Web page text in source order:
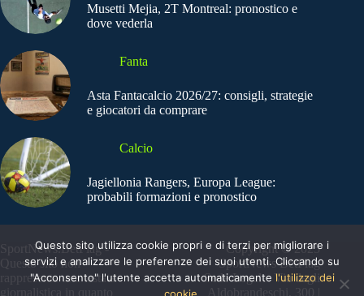
Musetti Mejia, 2T Montreal: pronostico e
dove vederla
Fanta
Asta Fantacalcio 2026/27: consigli, strategie
e giocatori da comprare
Calcio
Jagiellonia Rangers, Europa League:
probabili formazioni e pronostico
SportNews.BetFlag -
Questo sito non
rappresenta una testata
giornalistica in quanto
Copyright © 2025
SportNews BetFlag
Sede Legale: Via degli
Aldobrandeschi, 300 |
Questo sito utilizza cookie propri e di terzi per migliorare i
servizi e analizzare le preferenze dei suoi utenti. Cliccando su
"Acconsento" l'utente accetta automaticamente l'utilizzo dei